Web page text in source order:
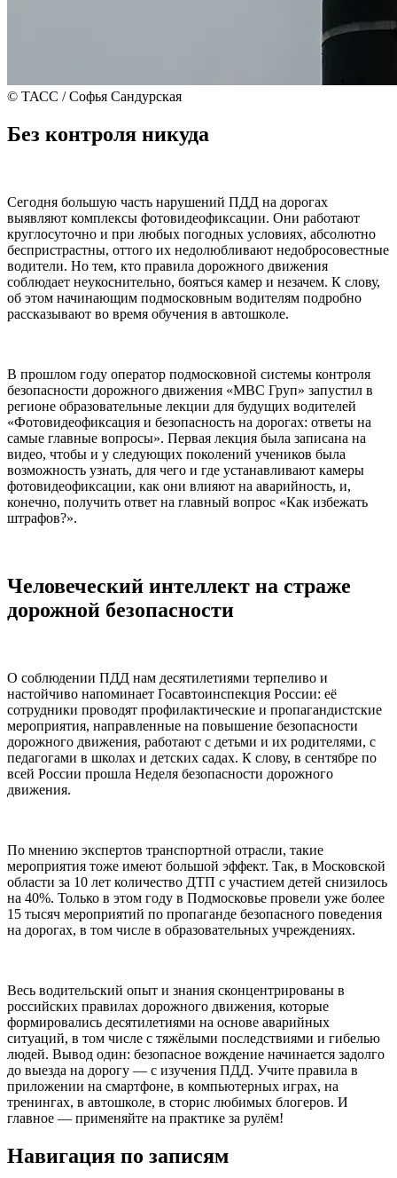
© ТАСС / Софья Сандурская
Без контроля никуда
Сегодня большую часть нарушений ПДД на дорогах
выявляют комплексы фотовидеофиксации. Они работают
круглосуточно и при любых погодных условиях, абсолютно
беспристрастны, оттого их недолюбливают недобросовестные
водители. Но тем, кто правила дорожного движения
соблюдает неукоснительно, бояться камер и незачем. К слову,
об этом начинающим подмосковным водителям подробно
рассказывают во время обучения в автошколе.
В прошлом году оператор подмосковной системы контроля
безопасности дорожного движения «МВС Груп» запустил в
регионе образовательные лекции для будущих водителей
«Фотовидеофиксация и безопасность на дорогах: ответы на
самые главные вопросы». Первая лекция была записана на
видео, чтобы и у следующих поколений учеников была
возможность узнать, для чего и где устанавливают камеры
фотовидеофиксации, как они влияют на аварийность, и,
конечно, получить ответ на главный вопрос «Как избежать
штрафов?».
Человеческий интеллект на страже
дорожной безопасности
О соблюдении ПДД нам десятилетиями терпеливо и
настойчиво напоминает Госавтоинспекция России: её
сотрудники проводят профилактические и пропагандистские
мероприятия, направленные на повышение безопасности
дорожного движения, работают с детьми и их родителями, с
педагогами в школах и детских садах. К слову, в сентябре по
всей России прошла Неделя безопасности дорожного
движения.
По мнению экспертов транспортной отрасли, такие
мероприятия тоже имеют большой эффект. Так, в Московской
области за 10 лет количество ДТП с участием детей снизилось
на 40%. Только в этом году в Подмосковье провели уже более
15 тысяч мероприятий по пропаганде безопасного поведения
на дорогах, в том числе в образовательных учреждениях.
Весь водительский опыт и знания сконцентрированы в
российских правилах дорожного движения, которые
формировались десятилетиями на основе аварийных
ситуаций, в том числе с тяжёлыми последствиями и гибелью
людей. Вывод один: безопасное вождение начинается задолго
до выезда на дорогу — с изучения ПДД. Учите правила в
приложении на смартфоне, в компьютерных играх, на
тренингах, в автошколе, в сторис любимых блогеров. И
главное — применяйте на практике за рулём!
Навигация по записям